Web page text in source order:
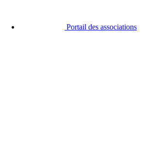
Portail des associations